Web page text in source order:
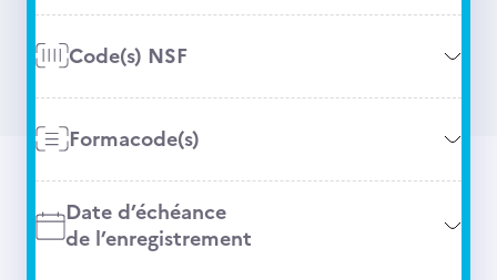
Code(s) NSF
Formacode(s)
Date d’échéance
de l’enregistrement